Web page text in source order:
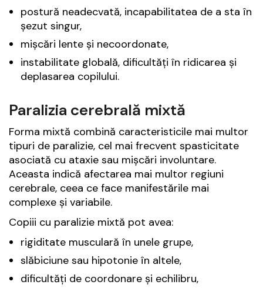
postură neadecvată, incapabilitatea de a sta în
șezut singur,
mișcări lente și necoordonate,
instabilitate globală, dificultăți în ridicarea și
deplasarea copilului.
Paralizia cerebrală mixtă
Forma mixtă combină caracteristicile mai multor
tipuri de paralizie, cel mai frecvent spasticitate
asociată cu ataxie sau mișcări involuntare.
Aceasta indică afectarea mai multor regiuni
cerebrale, ceea ce face manifestările mai
complexe și variabile.
Copiii cu paralizie mixtă pot avea:
rigiditate musculară în unele grupe,
slăbiciune sau hipotonie în altele,
dificultăți de coordonare și echilibru,